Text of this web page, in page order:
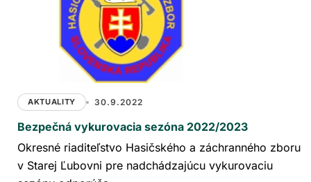
AKTUALITY 30.9.2022
Bezpečná vykurovacia sezóna 2022/2023
Okresné riaditeľstvo Hasičského a záchranného zboru
v Starej Ľubovni pre nadchádzajúcu vykurovaciu